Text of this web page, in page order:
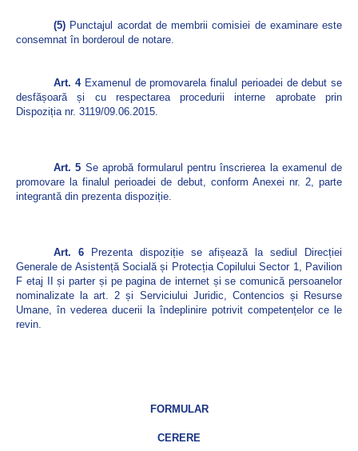
(5) Punctajul acordat de membrii comisiei de examinare este
consemnat în borderoul de notare.
Art. 4Examenul de promovarela finalul perioadei de debut se
desfășoară și cu respectarea procedurii interne aprobate prin
Dispoziția nr. 3119/09.06.2015.
Art. 5 Se aprobă formularul pentru înscrierea la examenul de
promovare la finalul perioadei de debut, conform Anexei nr. 2, parte
integrantă din prezenta dispoziție.
Art. 6 Prezenta dispoziție se afișează la sediul Direcției
Generale de Asistență Socială și Protecția Copilului Sector 1, Pavilion
F etaj II și parter și pe pagina de internet și se comunică persoanelor
nominalizate la art. 2 și Serviciului Juridic, Contencios și Resurse
Umane, în vederea ducerii la îndeplinire potrivit competențelor ce le
revin.
FORMULAR
CERERE